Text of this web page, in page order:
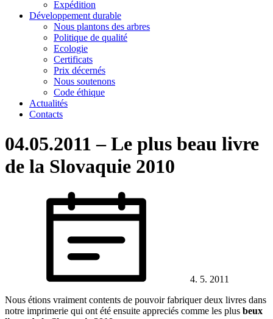
Expédition
Développement durable
Nous plantons des arbres
Politique de qualité
Ecologie
Certificats
Prix décernés
Nous soutenons
Code éthique
Actualités
Contacts
04.05.2011 – Le plus beau livre
de la Slovaquie 2010
4. 5. 2011
Nous étions vraiment contents de pouvoir fabriquer deux livres dans
notre imprimerie qui ont été ensuite appreciés comme les plus beux